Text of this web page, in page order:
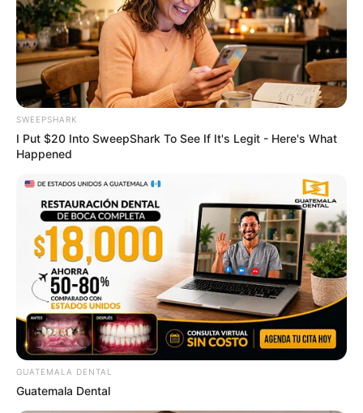
ดูดวง
ดูเพิ่มเติม
ดูดวง
เบอร์โทร คน Keep look เป๊ะทุกมุมดูดี
ทุกองศา คุณล่ะมีเลขคู่นี้ไหม
ดูดวง
วันที่ 1 ส.ค. 2569 วันคล้ายวันสำเร็จ
SWEEPSHARK
I Put $20 Into SweepShark To See If It's Legit - Here's What
Happened
GUATEMALA DENTAL
Guatemala Dental